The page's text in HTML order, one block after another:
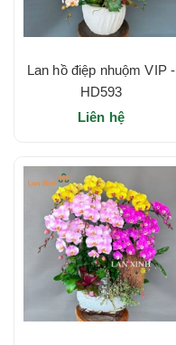
Lan hồ điệp nhuộm VIP -
HD593
Liên hệ